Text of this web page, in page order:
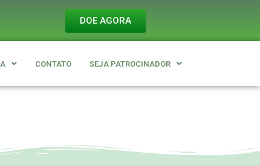
DOE AGORA
CONTATO SEJA PATROCINADOR